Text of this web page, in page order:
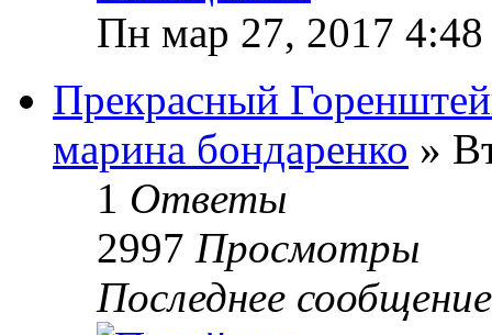
Пн мар 27, 2017 4:48
Прекрасный
марина бондаренко »
1 Ответы
2997 Просмотры
Последнее